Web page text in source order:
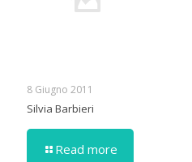
8 Giugno 2011
Silvia Barbieri
Read more